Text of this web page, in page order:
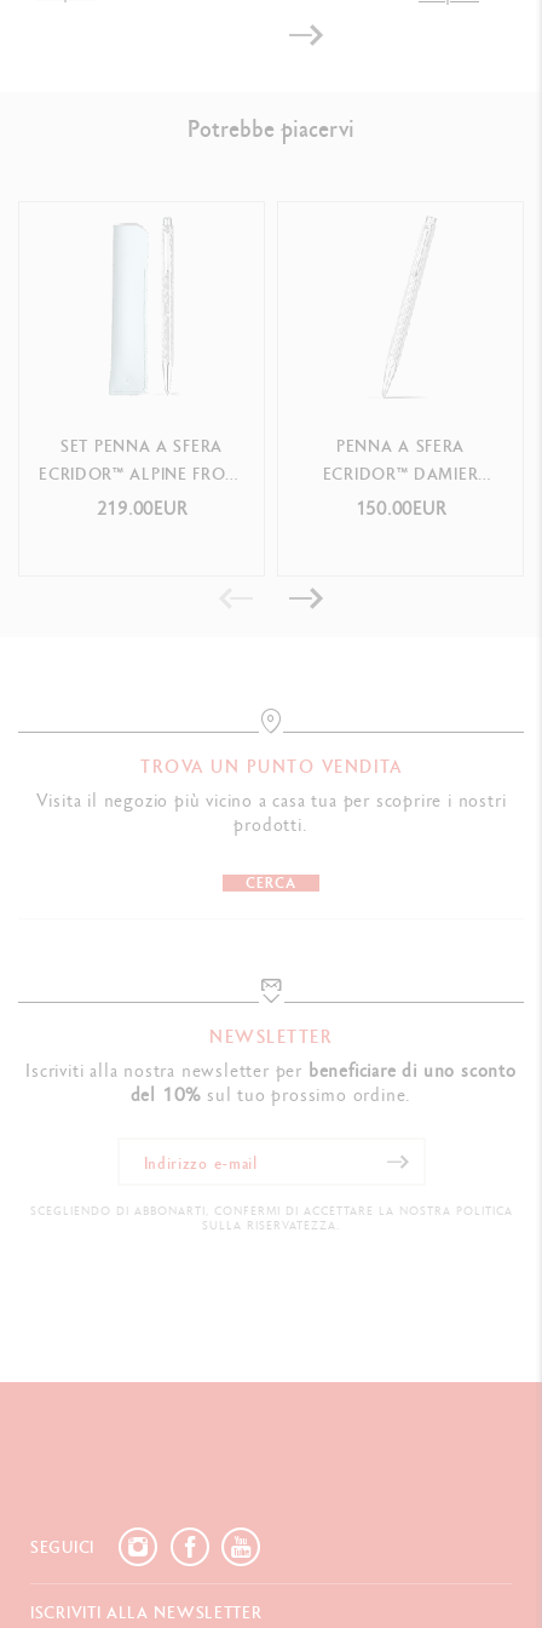
Potrebbe piacervi
SET PENNA A SFERA
ECRIDOR™ ALPINE FROST
& ASTUCCIO IN PELLE
219.00EUR
PENNA A SFERA
ECRIDOR™ DAMIER
GRIGIO ARGENTO
150.00EUR
TROVA UN PUNTO VENDITA
Visita il negozio più vicino a casa tua per scoprire i nostri
prodotti.
CERCA
NEWSLETTER
Iscriviti alla nostra newsletter per beneficiare di uno sconto
del 10% sul tuo prossimo ordine.
SCEGLIENDO DI ABBONARTI, CONFERMI DI ACCETTARE LA NOSTRA POLITICA
SULLA RISERVATEZZA.
SEGUICI
ISCRIVITI ALLA NEWSLETTER